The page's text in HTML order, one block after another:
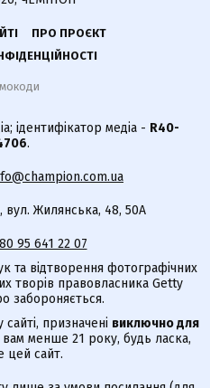
ПРО ПРОЄКТ
ідентифікатор медіа - R40-
.
вул. Жилянська, 48, 50А
95 641 22 07
та відтворення фотографічних
творів правовласника Getty
забороняється.
призначені виключно для
менше 21 року, будь ласка,
цей сайт.